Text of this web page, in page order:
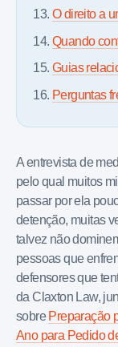
O direito a
Quando
Guias
Perguntas
A entrevista de
pelo qual muitos
passar por ela
detenção, muitas
talvez não
pessoas que
defensores que
da Claxton Law,
sobre Preparação
Ano para Pedido